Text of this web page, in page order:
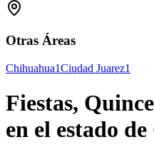
Otras Áreas
Chihuahua1Ciudad Juarez1
Fiestas,
en el estado